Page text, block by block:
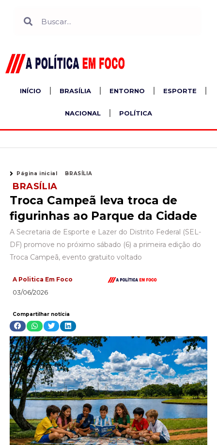
INÍCIO BRASÍLIA ENTORNO ESPORTE
NACIONAL POLÍTICA
Página inicial BRASÍLIA
BRASÍLIA
Troca Campeã leva troca de
figurinhas ao Parque da Cidade
A Secretaria de Esporte e Lazer do Distrito Federal (SEL-
DF) promove no próximo sábado (6) a primeira edição do
Troca Campeã, evento gratuito voltado
A Politica Em Foco
03/06/2026
Compartilhar notícia